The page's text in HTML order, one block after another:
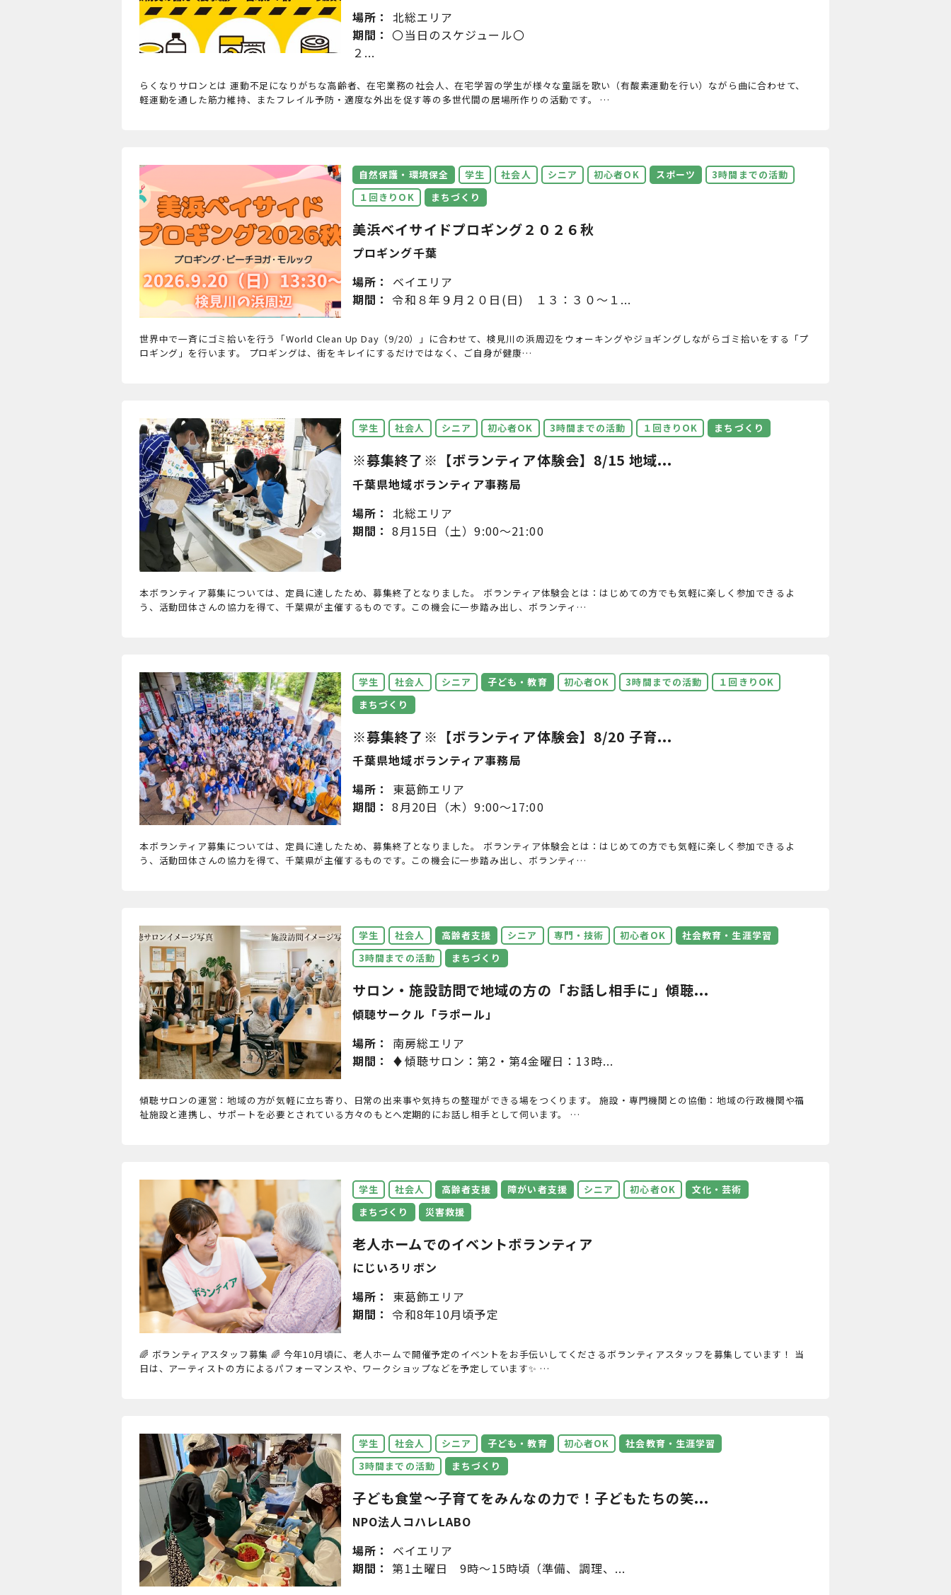
場所： 北総エリア
期間： 〇当日のスケジュール〇
２...
らくなりサロンとは 運動不足になりがちな高齢者、在宅業務の社会人、在宅学習の学生が様々な童謡を歌い（有酸素運動を行い）ながら曲に合わせて、
軽運動を通した筋力維持、またフレイル予防・適度な外出を促す等の多世代間の居場所作りの活動です。 …
自然保護・環境保全 学生 社会人 シニア 初心者OK スポーツ
3時間までの活動
１回きりOK
まちづくり
美浜ベイサイドプロギング２０２６秋
プロギング千葉
場所：
ベイエリア
期間： 令和８年９月２０日(日) １３：３０～１...
世界中で一斉にゴミ拾いを行う「World Clean Up Day（9/20）」に合わせて、検見川の浜周辺をウォーキングやジョギングしながらゴミ拾いをする「プ
ロギング」を行います。 プロギングは、街をキレイにするだけではなく、ご自身が健康…
学生 社会人 シニア 初心者OK 3時間までの活動 １回きりOK まちづくり
※募集終了※【ボランティア体験会】8/15 地域...
千葉県地域ボランティア事務局
場所： 北総エリア
期間： 8月15日（土）9:00～21:00
本ボランティア募集については、定員に達したため、募集終了となりました。 ボランティア体験会とは：はじめての方でも気軽に楽しく参加できるよ
う、活動団体さんの協力を得て、千葉県が主催するものです。この機会に一歩踏み出し、ボランティ…
学生 社会人 シニア 子ども・教育 初心者OK 3時間までの活動
１回きりOK
まちづくり
※募集終了※【ボランティア体験会】8/20 子育...
千葉県地域ボランティア事務局
場所：
東葛飾エリア
期間： 8月20日（木）9:00～17:00
本ボランティア募集については、定員に達したため、募集終了となりました。 ボランティア体験会とは：はじめての方でも気軽に楽しく参加できるよ
う、活動団体さんの協力を得て、千葉県が主催するものです。この機会に一歩踏み出し、ボランティ…
学生 社会人 高齢者支援 シニア 専門・技術 初心者OK
社会教育・生涯学習
3時間までの活動
まちづくり
サロン・施設訪問で地域の方の「お話し相手に」傾聴...
傾聴サークル「ラポール」
場所：
南房総エリア
期間：
♦︎傾聴サロン：第2・第4金曜日：13時...
傾聴サロンの運営：地域の方が気軽に立ち寄り、日常の出来事や気持ちの整理ができる場をつくります。 施設・専門機関との協働：地域の行政機関や福
祉施設と連携し、サポートを必要とされている方々のもとへ定期的にお話し相手として伺います。 …
学生 社会人 高齢者支援 障がい者支援 シニア 初心者OK
文化・芸術
まちづくり
災害救援
老人ホームでのイベントボランティア
にじいろリボン
場所：
東葛飾エリア
期間： 令和8年10月頃予定
🌈 ボランティアスタッフ募集 🌈 今年10月頃に、老人ホームで開催予定のイベントをお手伝いしてくださるボランティアスタッフを募集しています！ 当
日は、アーティストの方によるパフォーマンスや、ワークショップなどを予定しています✨ …
学生 社会人 シニア 子ども・教育 初心者OK
社会教育・生涯学習
3時間までの活動
まちづくり
子ども食堂～子育てをみんなの力で！子どもたちの笑...
NPO法人コハレLABO
場所：
ベイエリア
期間： 第1土曜日 9時〜15時頃（準備、調理、...